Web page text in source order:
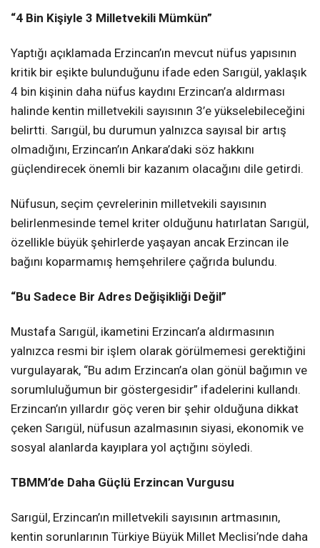
“4 Bin Kişiyle 3 Milletvekili Mümkün”
Yaptığı açıklamada Erzincan’ın mevcut nüfus yapısının
kritik bir eşikte bulunduğunu ifade eden Sarıgül, yaklaşık
4 bin kişinin daha nüfus kaydını Erzincan’a aldırması
halinde kentin milletvekili sayısının 3’e yükselebileceğini
belirtti. Sarıgül, bu durumun yalnızca sayısal bir artış
olmadığını, Erzincan’ın Ankara’daki söz hakkını
güçlendirecek önemli bir kazanım olacağını dile getirdi.
Nüfusun, seçim çevrelerinin milletvekili sayısının
belirlenmesinde temel kriter olduğunu hatırlatan Sarıgül,
özellikle büyük şehirlerde yaşayan ancak Erzincan ile
bağını koparmamış hemşehrilere çağrıda bulundu.
“Bu Sadece Bir Adres Değişikliği Değil”
Mustafa Sarıgül, ikametini Erzincan’a aldırmasının
yalnızca resmi bir işlem olarak görülmemesi gerektiğini
vurgulayarak, “Bu adım Erzincan’a olan gönül bağımın ve
sorumluluğumun bir göstergesidir” ifadelerini kullandı.
Erzincan’ın yıllardır göç veren bir şehir olduğuna dikkat
çeken Sarıgül, nüfusun azalmasının siyasi, ekonomik ve
sosyal alanlarda kayıplara yol açtığını söyledi.
TBMM’de Daha Güçlü Erzincan Vurgusu
Sarıgül, Erzincan’ın milletvekili sayısının artmasının,
kentin sorunlarının Türkiye Büyük Millet Meclisi’nde daha